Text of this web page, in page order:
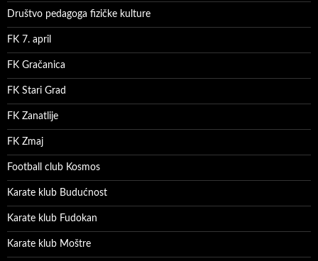
Društvo pedagoga fizičke kulture
FK 7. april
FK Gračanica
FK Stari Grad
FK Zanatlije
FK Zmaj
Football club Kosmos
Karate klub Budućnost
Karate klub Fudokan
Karate klub Moštre